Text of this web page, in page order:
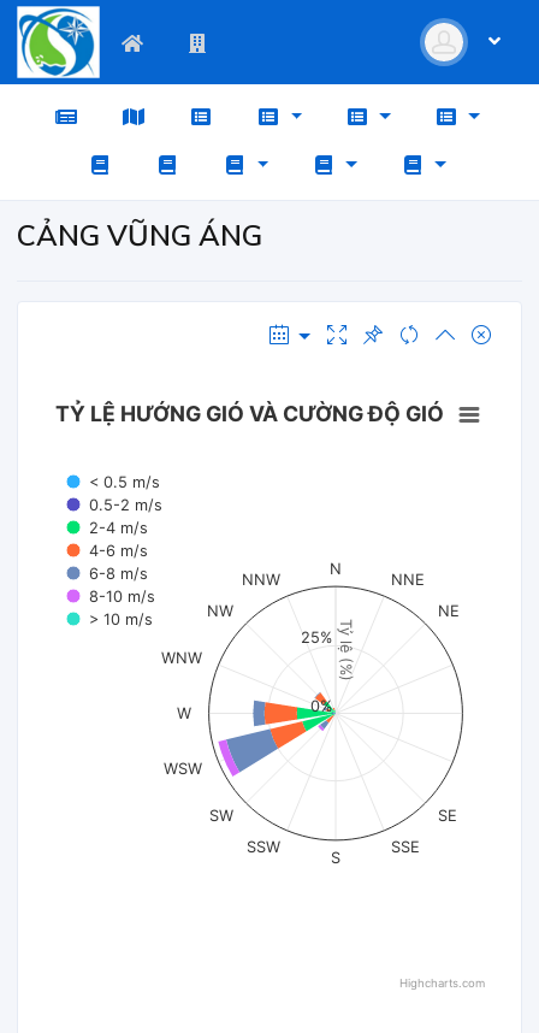
CẢNG VŨNG ÁNG
Tỷ lệ (%)
TỶ LỆ HƯỚNG GIÓ VÀ CƯỜNG ĐỘ GIÓ
< 0.5 m/s
0.5-2 m/s
2-4 m/s
4-6 m/s
6-8 m/s
8-10 m/s
> 10 m/s
N
NNE
NE
SE
SSE
S
SSW
SW
WSW
W
WNW
NW
NNW
0%
25%
Highcharts.com